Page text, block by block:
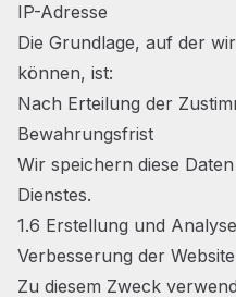
IP-Adresse
Die Grundlage, auf der
können, ist:
Nach Erteilung der
Bewahrungsfrist
Wir speichern diese
Dienstes.
1.6 Erstellung und
Verbesserung der
Zu diesem Zweck